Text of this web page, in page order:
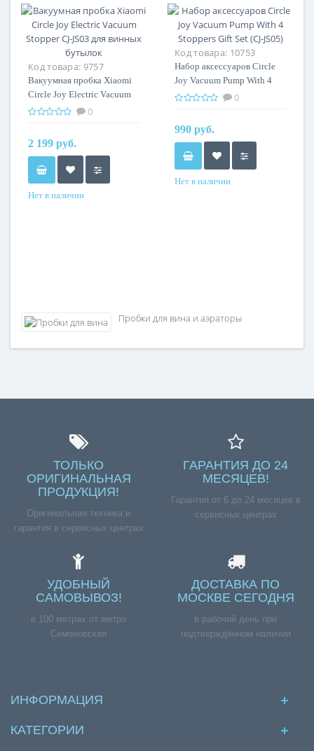
Код товара: 9757
Вакуумная пробка Xiaomi
Circle Joy Electric Vacuum
Stopper CJ-JS03 для винных
0
2 199 руб.
Нет в наличии
Код товара: 10753
Набор аксессуаров Circle
Joy Vacuum Pump With 4
Stoppers Gift Set (CJ-JS05)
0
990 руб.
Нет в наличии
Пробки для вина и аэраторы
ТОЛЬКО
ОРИГИНАЛЬНАЯ
ПРОДУКЦИЯ!
Оригинальная техника и
гарантия в сервисных центрах
ГАРАНТИЯ ДО 24
МЕСЯЦЕВ!
Гарантия от 6 до 24 месяцев в
сервисных центрах
УДОБНЫЙ
САМОВЫВОЗ!
в 100 метрах от метро
Семеновская
ДОСТАВКА ПО
МОСКВЕ СЕГОДНЯ
в рабочий день при
подтверждённом наличии
ИНФОРМАЦИЯ
КАТЕГОРИИ